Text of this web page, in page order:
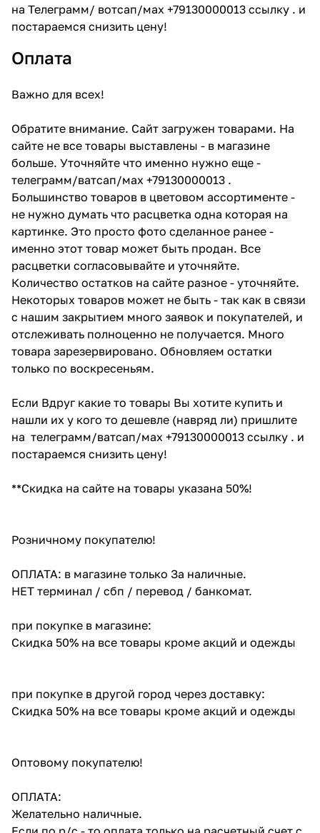
на Телеграмм/ вотсап/мах +79130000013 ссылку . и
постараемся снизить цену!
Оплата
Важно для всех!
Обратите внимание. Сайт загружен товарами. На
сайте не все товары выставлены - в магазине
больше. Уточняйте что именно нужно еще -
телеграмм/ватсап/мах +79130000013 .
Большинство товаров в цветовом ассортименте -
не нужно думать что расцветка одна которая на
картинке. Это просто фото сделанное ранее -
именно этот товар может быть продан. Все
расцветки согласовывайте и уточняйте.
Количество остатков на сайте разное - уточняйте.
Некоторых товаров может не быть - так как в связи
с нашим закрытием много заявок и покупателей, и
отслеживать полноценно не получается. Много
товара зарезервировано. Обновляем остатки
только по воскресеньям.
Если Вдруг какие то товары Вы хотите купить и
нашли их у кого то дешевле (навряд ли) пришлите
на телеграмм/ватсап/мах +79130000013 ссылку . и
постараемся снизить цену!
**Скидка на сайте на товары указана 50%!
Розничному покупателю!
ОПЛАТА: в магазине только За наличные.
НЕТ терминал / сбп / перевод / банкомат.
при покупке в магазине:
Скидка 50% на все товары кроме акций и одежды
при покупке в другой город через доставку:
Скидка 50% на все товары кроме акций и одежды
Оптовому покупателю!
ОПЛАТА:
Желательно наличные.